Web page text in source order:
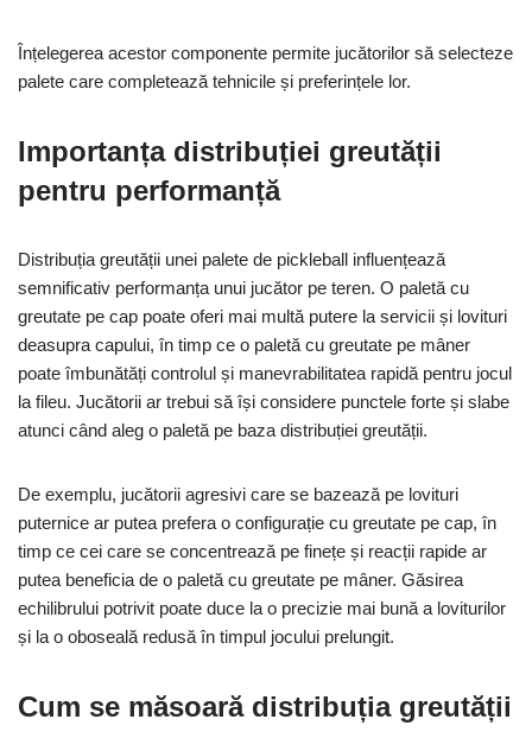
Înțelegerea acestor componente permite jucătorilor să selecteze
palete care completează tehnicile și preferințele lor.
Importanța distribuției greutății
pentru performanță
Distribuția greutății unei palete de pickleball influențează
semnificativ performanța unui jucător pe teren. O paletă cu
greutate pe cap poate oferi mai multă putere la servicii și lovituri
deasupra capului, în timp ce o paletă cu greutate pe mâner
poate îmbunătăți controlul și manevrabilitatea rapidă pentru jocul
la fileu. Jucătorii ar trebui să își considere punctele forte și slabe
atunci când aleg o paletă pe baza distribuției greutății.
De exemplu, jucătorii agresivi care se bazează pe lovituri
puternice ar putea prefera o configurație cu greutate pe cap, în
timp ce cei care se concentrează pe finețe și reacții rapide ar
putea beneficia de o paletă cu greutate pe mâner. Găsirea
echilibrului potrivit poate duce la o precizie mai bună a loviturilor
și la o oboseală redusă în timpul jocului prelungit.
Cum se măsoară distribuția greutății